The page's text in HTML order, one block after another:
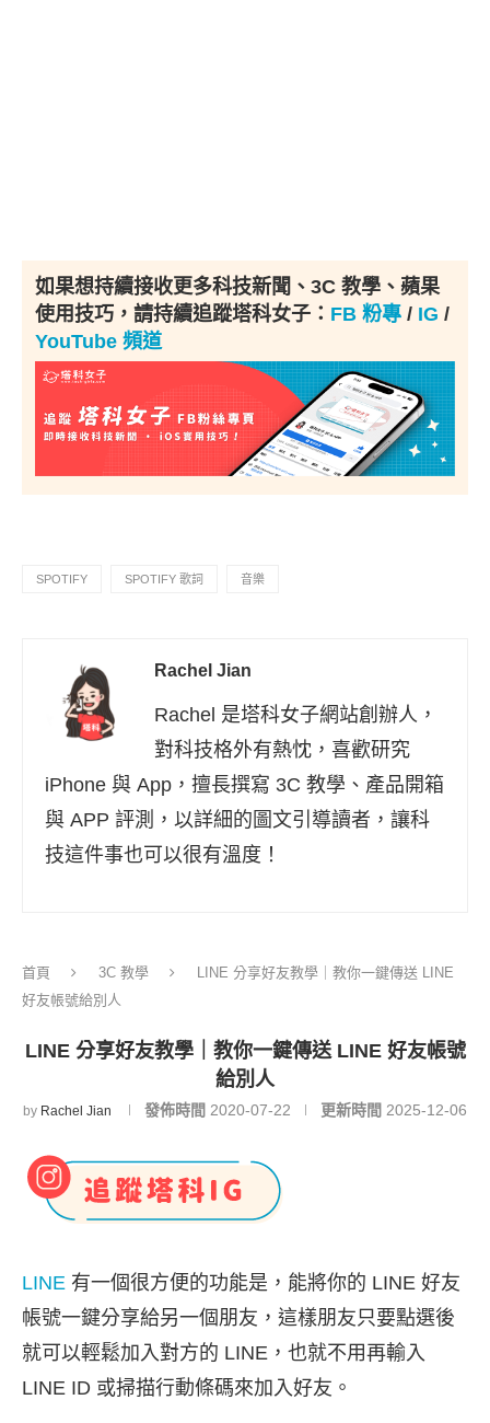
如果想持續接收更多科技新聞、3C 教學、蘋果
使用技巧，請持續追蹤塔科女子： FB 粉專 / IG /
YouTube 頻道
SPOTIFY SPOTIFY 歌詞 音樂
Rachel Jian
Rachel 是塔科女子網站創辦人，
對科技格外有熱忱，喜歡研究
iPhone 與 App，擅長撰寫 3C 教學、產品開箱
與 APP 評測，以詳細的圖文引導讀者，讓科
技這件事也可以很有溫度！
首頁 3C 教學
LINE 分享好友教學｜教你一鍵傳送 LINE
好友帳號給別人
LINE 分享好友教學｜教你一鍵傳送 LINE 好友帳號
給別人
by Rachel Jian 發佈時間 2020-07-22 更新時間 2025-12-06
LINE 有一個很方便的功能是，能將你的 LINE 好友
帳號一鍵分享給另一個朋友，這樣朋友只要點選後
就可以輕鬆加入對方的 LINE，也就不用再輸入
LINE ID 或掃描行動條碼來加入好友。